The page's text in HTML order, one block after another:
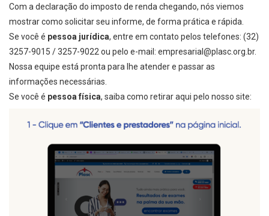
Com a declaração do imposto de renda chegando, nós viemos
mostrar como solicitar seu informe, de forma prática e rápida.
Se você é pessoa jurídica, entre em contato pelos telefones: (32)
3257-9015 / 3257-9022 ou pelo e-mail: empresarial@plasc.org.br.
Nossa equipe está pronta para lhe atender e passar as
informações necessárias.
Se você é pessoa física, saiba como retirar aqui pelo nosso site: